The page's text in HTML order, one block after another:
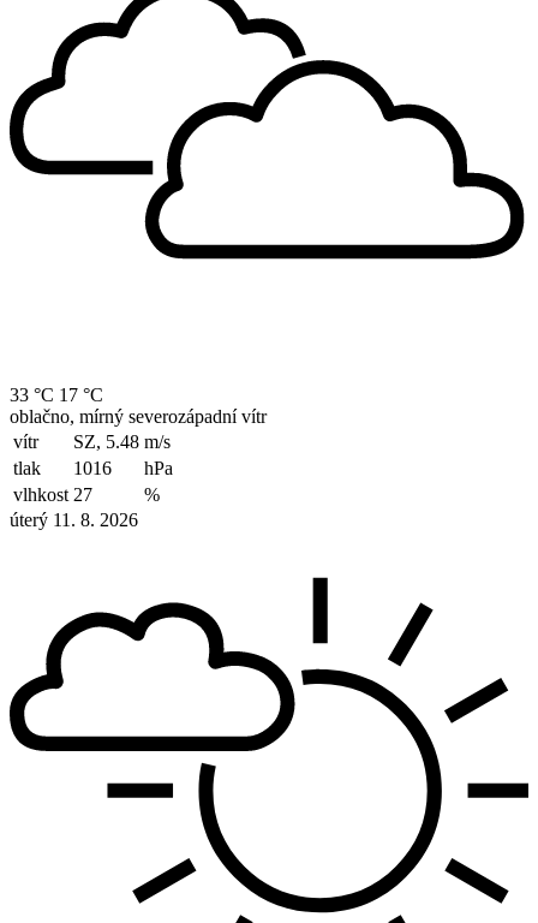
33 °C 17 °C
oblačno, mírný severozápadní vítr
vítr
SZ, 5.48 m/s
tlak
1016
hPa
vlhkost 27
%
úterý 11. 8. 2026